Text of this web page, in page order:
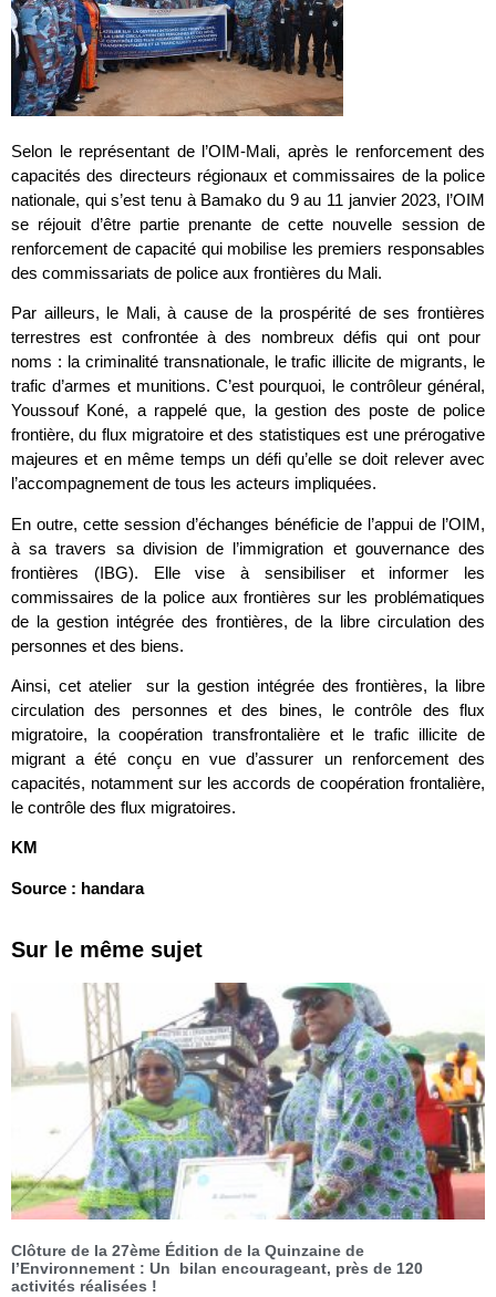
Selon le représentant de l’OIM-Mali, après le renforcement des
capacités des directeurs régionaux et commissaires de la police
nationale, qui s’est tenu à Bamako du 9 au 11 janvier 2023, l’OIM
se réjouit d’être partie prenante de cette nouvelle session de
renforcement de capacité qui mobilise les premiers responsables
des commissariats de police aux frontières du Mali.
Par ailleurs, le Mali, à cause de la prospérité de ses frontières
terrestres est confrontée à des nombreux défis qui ont pour
noms : la criminalité transnationale, le trafic illicite de migrants, le
trafic d’armes et munitions. C’est pourquoi, le contrôleur général,
Youssouf Koné, a rappelé que, la gestion des poste de police
frontière, du flux migratoire et des statistiques est une prérogative
majeures et en même temps un défi qu’elle se doit relever avec
l’accompagnement de tous les acteurs impliquées.
En outre, cette session d’échanges bénéficie de l’appui de l’OIM,
à sa travers sa division de l’immigration et gouvernance des
frontières (IBG). Elle vise à sensibiliser et informer les
commissaires de la police aux frontières sur les problématiques
de la gestion intégrée des frontières, de la libre circulation des
personnes et des biens.
Ainsi, cet atelier sur la gestion intégrée des frontières, la libre
circulation des personnes et des bines, le contrôle des flux
migratoire, la coopération transfrontalière et le trafic illicite de
migrant a été conçu en vue d’assurer un renforcement des
capacités, notamment sur les accords de coopération frontalière,
le contrôle des flux migratoires.
KM
Source : handara
Sur le même sujet
Clôture de la 27ème Édition de la Quinzaine de
l’Environnement : Un bilan encourageant, près de 120
activités réalisées !